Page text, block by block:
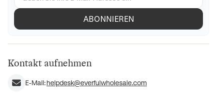
ABONNIEREN
Kontakt aufnehmen
E-Mail:helpdesk@everfulwholesale.com